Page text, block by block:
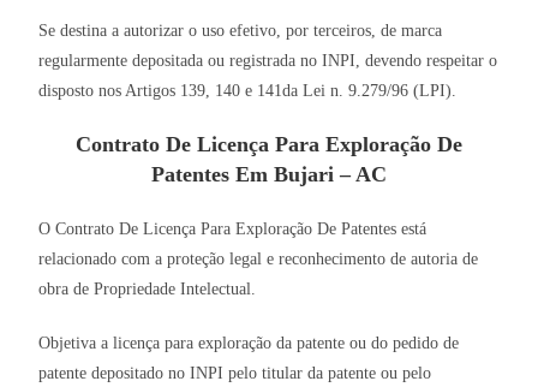
Se destina a autorizar o uso efetivo, por terceiros, de marca
regularmente depositada ou registrada no INPI, devendo respeitar o
disposto nos Artigos 139, 140 e 141da Lei n. 9.279/96 (LPI).
Contrato De Licença Para Exploração De
Patentes Em Bujari – AC
O Contrato De Licença Para Exploração De Patentes está
relacionado com a proteção legal e reconhecimento de autoria de
obra de Propriedade Intelectual.
Objetiva a licença para exploração da patente ou do pedido de
patente depositado no INPI pelo titular da patente ou pelo